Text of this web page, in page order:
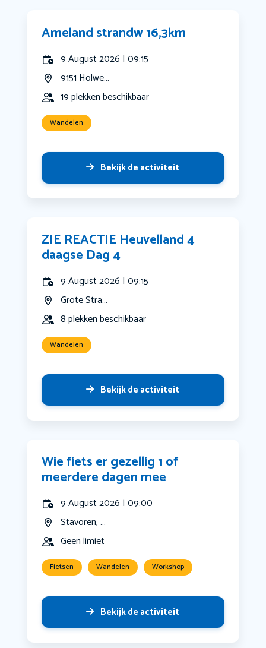
Ameland strandw 16,3km
9 August 2026 | 09:15
9151 Holwe...
19 plekken beschikbaar
Wandelen
Bekijk de activiteit
ZIE REACTIE Heuvelland 4
daagse Dag 4
9 August 2026 | 09:15
Grote Stra...
8 plekken beschikbaar
Wandelen
Bekijk de activiteit
Wie fiets er gezellig 1 of
meerdere dagen mee
9 August 2026 | 09:00
Stavoren, ...
Geen limiet
Fietsen Wandelen Workshop
Bekijk de activiteit